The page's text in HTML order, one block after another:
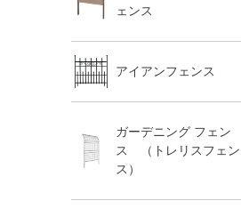
ェンス
アイアンフェンス
ガーデニング フェン
ス （トレリスフェン
ス）